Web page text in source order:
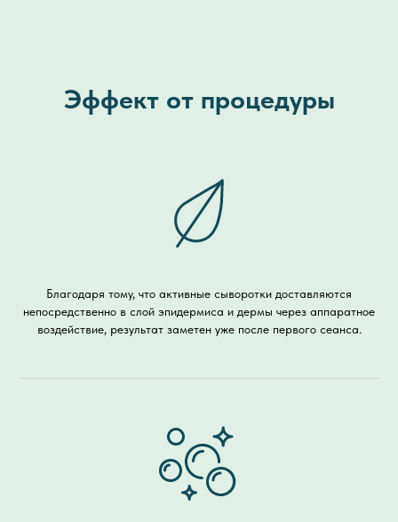
Эффект от процедуры
Благодаря тому, что активные сыворотки доставляются
непосредственно в слой эпидермиса и дермы через аппаратное
воздействие, результат заметен уже после первого сеанса.